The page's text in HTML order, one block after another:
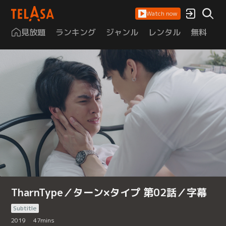
Watch now
見放題 ランキング ジャンル レンタル 無料
TharnType／ターン×タイプ 第02話／字幕
Subtitle
2019
47mins